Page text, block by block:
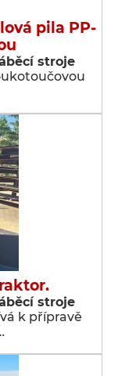
pila PP-
stroje
stroje
k přípravě